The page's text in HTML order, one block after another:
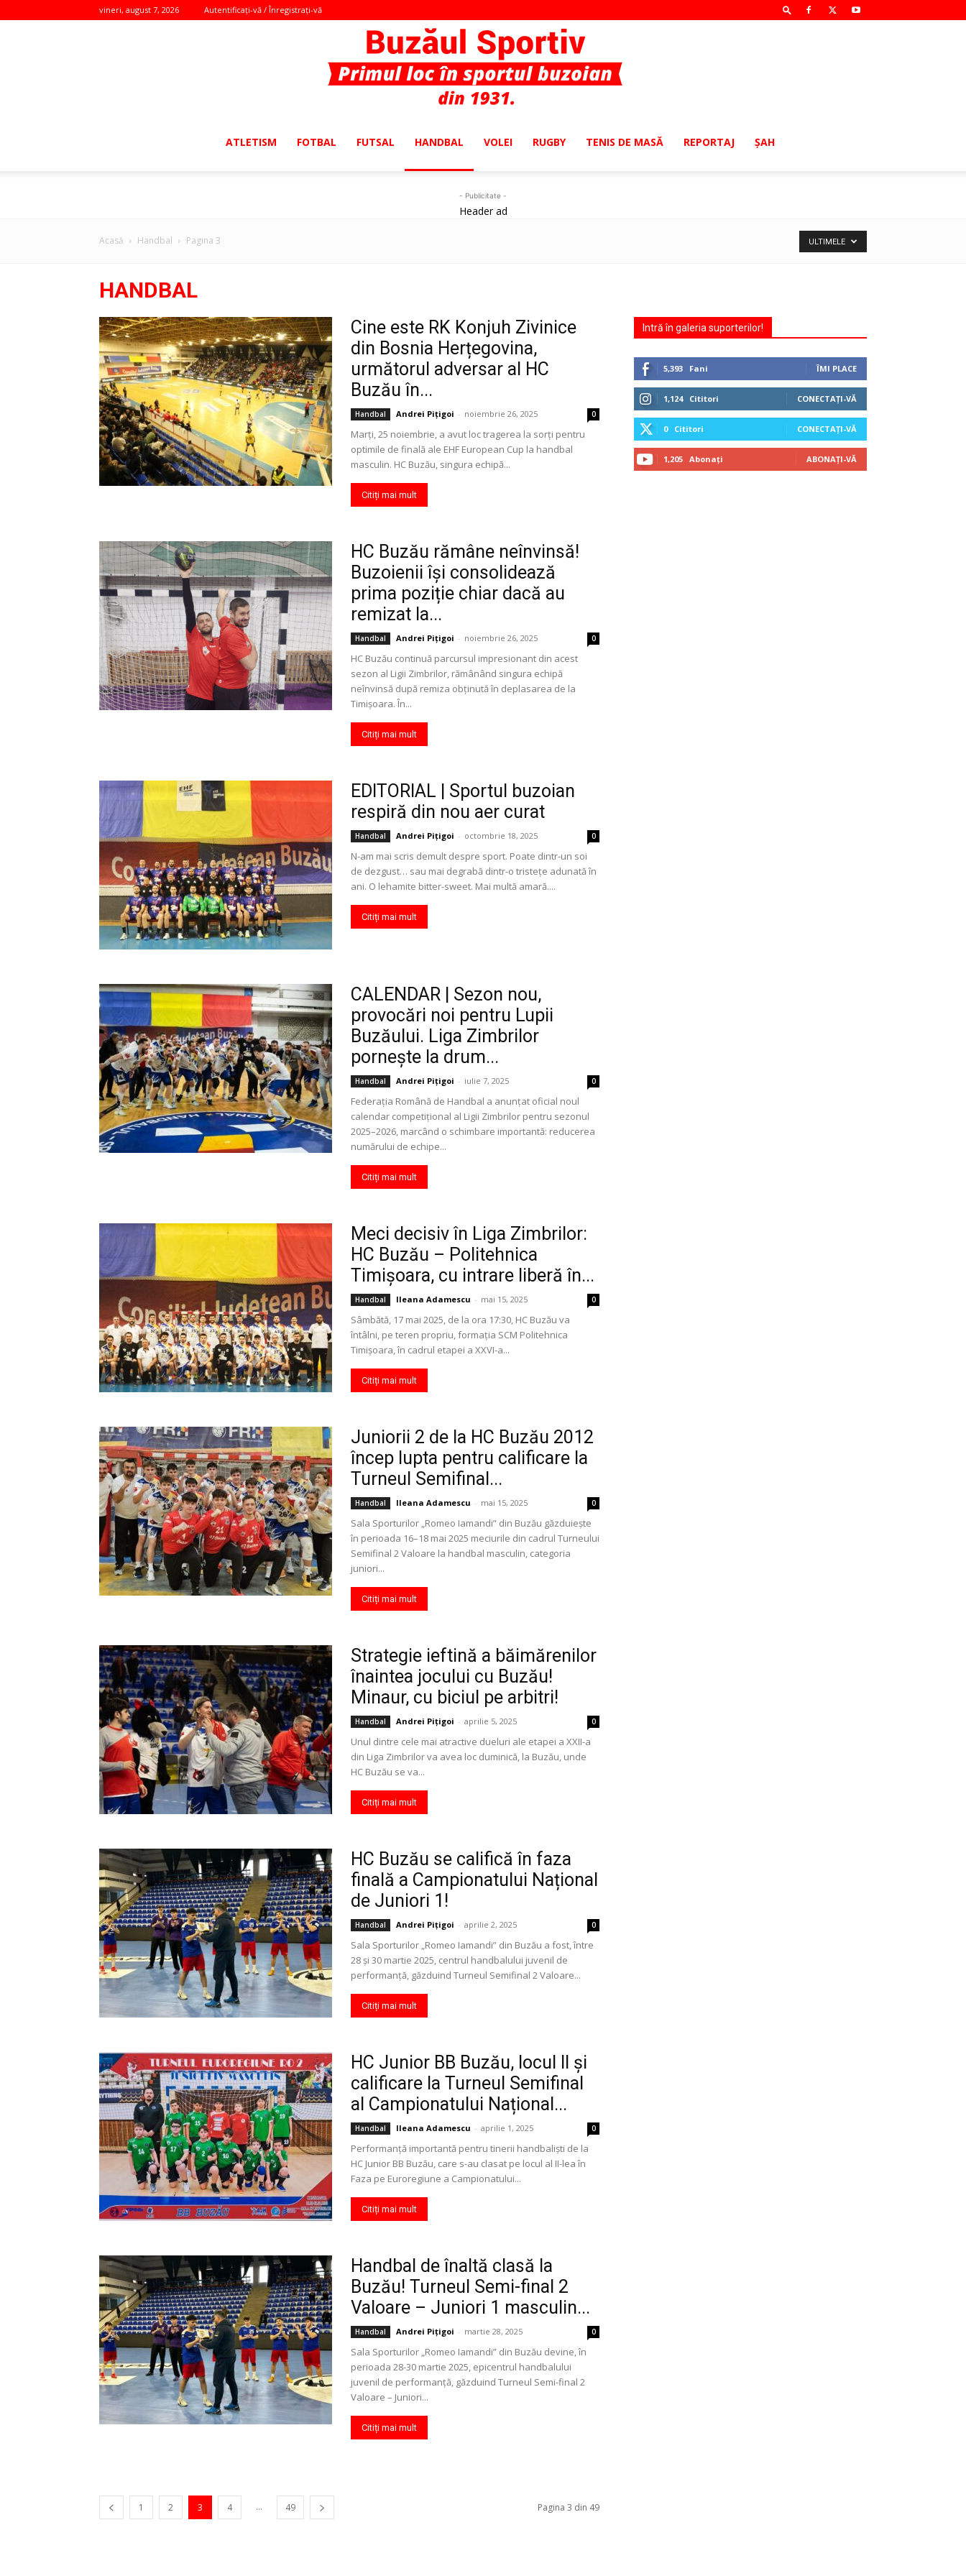
vineri, august 7, 2026 Autentificați-vă / Înregistrați-vă
ATLETISM FOTBAL FUTSAL HANDBAL VOLEI RUGBY TENIS DE MASĂ REPORTAJ ŞAH
- Publicitate -
Header ad
Acasă Handbal Pagina 3 ULTIMELE
HANDBAL
Cine este RK Konjuh Zivinice
din Bosnia Herțegovina,
următorul adversar al HC
Buzău în...
Handbal Andrei Pițigoi - noiembrie 26, 2025 0
Marți, 25 noiembrie, a avut loc tragerea la sorți pentru
optimile de finală ale EHF European Cup la handbal
masculin. HC Buzău, singura echipă...
Citiți mai mult
HC Buzău rămâne neînvinsă!
Buzoienii își consolidează
prima poziție chiar dacă au
remizat la...
Handbal Andrei Pițigoi - noiembrie 26, 2025 0
HC Buzău continuă parcursul impresionant din acest
sezon al Ligii Zimbrilor, rămânând singura echipă
neînvinsă după remiza obținută în deplasarea de la
Timișoara. În...
Citiți mai mult
EDITORIAL | Sportul buzoian
respiră din nou aer curat
Handbal Andrei Pițigoi - octombrie 18, 2025 0
N-am mai scris demult despre sport. Poate dintr-un soi
de dezgust… sau mai degrabă dintr-o tristețe adunată în
ani. O lehamite bitter-sweet. Mai multă amară....
Citiți mai mult
CALENDAR | Sezon nou,
provocări noi pentru Lupii
Buzăului. Liga Zimbrilor
pornește la drum...
Handbal Andrei Pițigoi - iulie 7, 2025 0
Federația Română de Handbal a anunțat oficial noul
calendar competițional al Ligii Zimbrilor pentru sezonul
2025–2026, marcând o schimbare importantă: reducerea
numărului de echipe...
Citiți mai mult
Meci decisiv în Liga Zimbrilor:
HC Buzău – Politehnica
Timișoara, cu intrare liberă în...
Handbal Ileana Adamescu - mai 15, 2025 0
Sâmbătă, 17 mai 2025, de la ora 17:30, HC Buzău va
întâlni, pe teren propriu, formația SCM Politehnica
Timișoara, în cadrul etapei a XXVI-a...
Citiți mai mult
Juniorii 2 de la HC Buzău 2012
încep lupta pentru calificare la
Turneul Semifinal...
Handbal Ileana Adamescu - mai 15, 2025 0
Sala Sporturilor „Romeo Iamandi” din Buzău găzduiește
în perioada 16–18 mai 2025 meciurile din cadrul Turneului
Semifinal 2 Valoare la handbal masculin, categoria
juniori...
Citiți mai mult
Strategie ieftină a băimărenilor
înaintea jocului cu Buzău!
Minaur, cu biciul pe arbitri!
Handbal Andrei Pițigoi - aprilie 5, 2025 0
Unul dintre cele mai atractive dueluri ale etapei a XXII-a
din Liga Zimbrilor va avea loc duminică, la Buzău, unde
HC Buzău se va...
Citiți mai mult
HC Buzău se califică în faza
finală a Campionatului Național
de Juniori 1!
Handbal Andrei Pițigoi - aprilie 2, 2025 0
Sala Sporturilor „Romeo Iamandi” din Buzău a fost, între
28 și 30 martie 2025, centrul handbalului juvenil de
performanță, găzduind Turneul Semifinal 2 Valoare...
Citiți mai mult
HC Junior BB Buzău, locul II și
calificare la Turneul Semifinal
al Campionatului Național...
Handbal Ileana Adamescu - aprilie 1, 2025 0
Performanță importantă pentru tinerii handbaliști de la
HC Junior BB Buzău, care s-au clasat pe locul al II-lea în
Faza pe Euroregiune a Campionatului...
Citiți mai mult
Handbal de înaltă clasă la
Buzău! Turneul Semi-final 2
Valoare – Juniori 1 masculin...
Handbal Andrei Pițigoi - martie 28, 2025 0
Sala Sporturilor „Romeo Iamandi” din Buzău devine, în
perioada 28-30 martie 2025, epicentrul handbalului
juvenil de performanță, găzduind Turneul Semi-final 2
Valoare – Juniori...
Citiți mai mult
1 2 3 4 ... 49 Pagina 3 din 49
Intră în galeria suporterilor!
5,393 Fani ÎMI PLACE
1,124 Cititori CONECTAȚI-VĂ
0 Cititori CONECTAȚI-VĂ
1,205 Abonați ABONAȚI-VĂ